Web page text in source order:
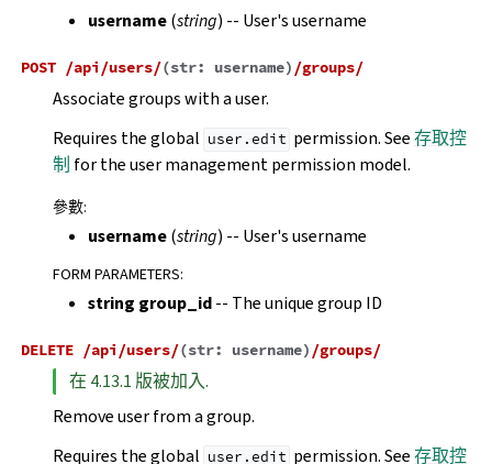
username(string) -- User's username
POST /api/users/(str: username) /groups/
Associate groups with a user.
Requires the global user.edit permission. See存取控
制 for the user management permission model.
參數:
username(string) -- User's username
FORM PARAMETERS:
string group_id-- The unique group ID
DELETE /api/users/(str: username) /groups/
在 4.13.1 版被加入.
Remove user from a group.
Requires the global user.edit permission. See存取控